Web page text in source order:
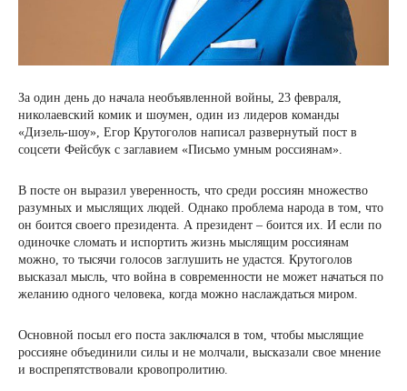
За один день до начала необъявленной войны, 23 февраля,
николаевский комик и шоумен, один из лидеров команды
«Дизель-шоу», Егор Крутоголов написал развернутый пост в
соцсети Фейсбук с заглавием «Письмо умным россиянам».
В посте он выразил уверенность, что среди россиян множество
разумных и мыслящих людей. Однако проблема народа в том, что
он боится своего президента. А президент – боится их. И если по
одиночке сломать и испортить жизнь мыслящим россиянам
можно, то тысячи голосов заглушить не удастся. Крутоголов
высказал мысль, что война в современности не может начаться по
желанию одного человека, когда можно наслаждаться миром.
Основной посыл его поста заключался в том, чтобы мыслящие
россияне объединили силы и не молчали, высказали свое мнение
и воспрепятствовали кровопролитию.